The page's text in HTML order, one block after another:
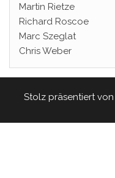
Martin Rietze
Richard Roscoe
Marc Szeglat
Chris Weber
Stolz präsentiert von